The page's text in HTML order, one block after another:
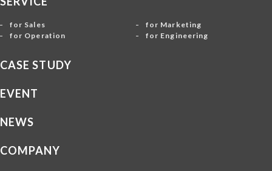
for Sales
for Marketing
for Operation
for Engineering
CASE STUDY
EVENT
NEWS
COMPANY